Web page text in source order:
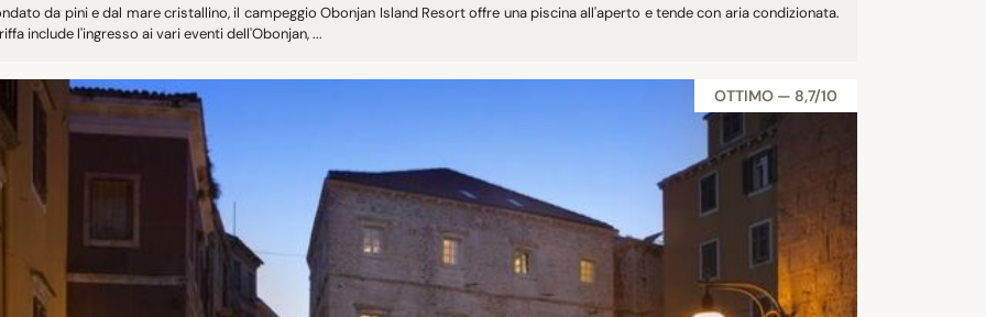
da pini e dal mare cristallino, il campeggio Obonjan Island Resort offre una piscina all'aperto e tende con aria condizionata.
include l'ingresso ai vari eventi dell'Obonjan, ...
OTTIMO — 8,7/10